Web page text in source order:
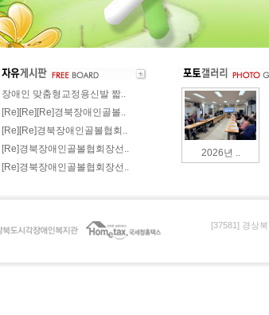
장애인 맞춤형교정용신발 짧..
[Re][Re][Re]경북장애인골볼..
[Re][Re]경북장애인골볼협회..
[Re]경북장애인골볼협회장선..
[Re]경북장애인골볼협회장선..
2026년 ..
[37581] 경상